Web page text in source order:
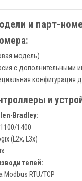
и парт-
модель)
с дополнительными
конфигурация
и
Bradley:
1400
(L2x, L3x)
RTU/TCP